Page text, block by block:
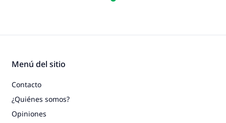
Menú del sitio
Contacto
¿Quiénes somos?
Opiniones